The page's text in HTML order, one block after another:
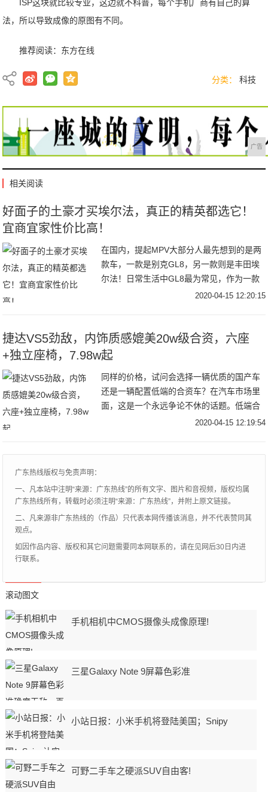
ISP这块就比较专业，这边就不科普，每个手机厂商有自己的算
法，所以导致成像的原图有不同。
推荐阅读： 东方在线
分类： 科技
广告
相关阅读
好面子的土豪才买埃尔法，真正的精英都选它！
宜商宜家性价比高！
在国内，提起MPV大部分人最先想到的是两
款车，一款是别克GL8，另一款则是丰田埃
尔法！日常生活中GL8最为常见，作为一款
30、40万的MPV，GL8空间大、底盘厚实、
多，但埃尔法是国内炙手可热的产品，最夸
张时甚至要加价三、四十万才能提车。夸张
害，让许多想买的人都望而却步，导致很多
人只能退而求其次选择别克GL8。
2020-04-15 12:20:15
捷达VS5劲敌，内饰质感媲美20w级合资，六座
+独立座椅，7.98w起
同样的价格，试问会选择一辆优质的国产车
还是一辆配置低端的合资车？在汽车市场里
面，这是一个永远争论不休的话题。低端合
资车拥有更强的品牌影响力，而优质的国产
比，到底同样预算，该选低端合资还是优质
国产。
2020-04-15 12:19:54
广东热线版权与免责声明：
一、凡本站中注明“来源：广东热线”的所有文字、图片和音视频，版权均属
广东热线所有，转载时必须注明“来源：广东热线”，并附上原文链接。
二、凡来源非广东热线的（作品）只代表本网传播该消息，并不代表赞同其
观点。
如因作品内容、版权和其它问题需要同本网联系的，请在见网后30日内进
行联系。
滚动图文
手机相机中CMOS摄像头成像原理!
三星Galaxy Note 9屏幕色彩准
小站日报：小米手机将登陆美国；Snipy
可野二手车之硬派SUV自由客!